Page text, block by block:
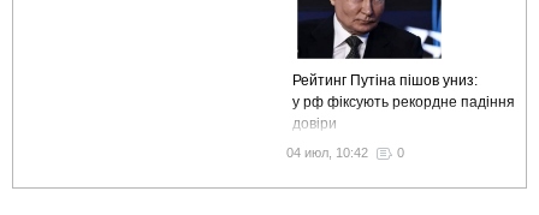
Рейтинг Путіна пішов униз:
у рф фіксують рекордне падіння
довіри
04 июл, 10:42 0